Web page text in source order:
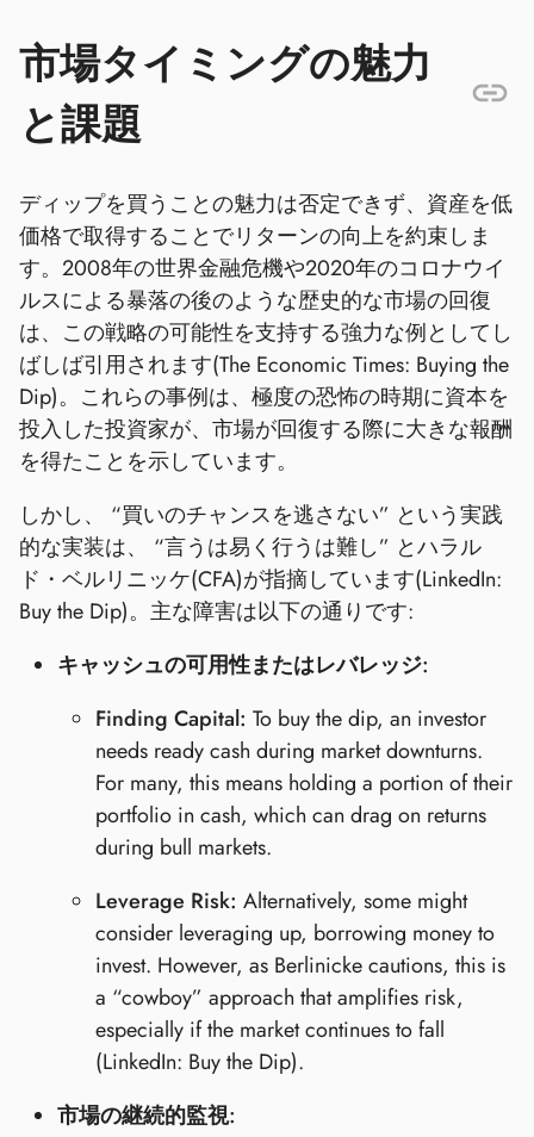
市場タイミングの魅力
と課題
ディップを買うことの魅力は否定できず、資産を低
価格で取得することでリターンの向上を約束しま
す。2008年の世界金融危機や2020年のコロナウイ
ルスによる暴落の後のような歴史的な市場の回復
は、この戦略の可能性を支持する強力な例としてし
ばしば引用されます(The Economic Times: Buying the
Dip)。これらの事例は、極度の恐怖の時期に資本を
投入した投資家が、市場が回復する際に大きな報酬
を得たことを示しています。
しかし、 “買いのチャンスを逃さない” という実践
的な実装は、 “言うは易く行うは難し” とハラル
ド・ベルリニッケ(CFA)が指摘しています(LinkedIn:
Buy the Dip)。主な障害は以下の通りです:
キャッシュの可用性またはレバレッジ:
Finding Capital: To buy the dip, an investor
needs ready cash during market downturns.
For many, this means holding a portion of their
portfolio in cash, which can drag on returns
during bull markets.
Leverage Risk: Alternatively, some might
consider leveraging up, borrowing money to
invest. However, as Berlinicke cautions, this is
a “cowboy” approach that amplifies risk,
especially if the market continues to fall
(LinkedIn: Buy the Dip).
市場の継続的監視: